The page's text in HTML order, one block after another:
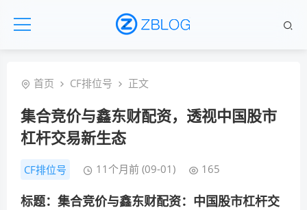
首页 CF排位号 正文
集合竞价与鑫东财配资，透视中国股市
杠杆交易新生态
CF排位号 11个月前 (09-01) 165
标题：集合竞价与鑫东财配资：中国股市杠杆交